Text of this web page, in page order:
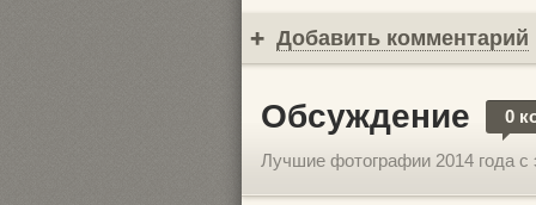
Добавить комментарий
Обсуждение 0
Лучшие фотографии 2014 года